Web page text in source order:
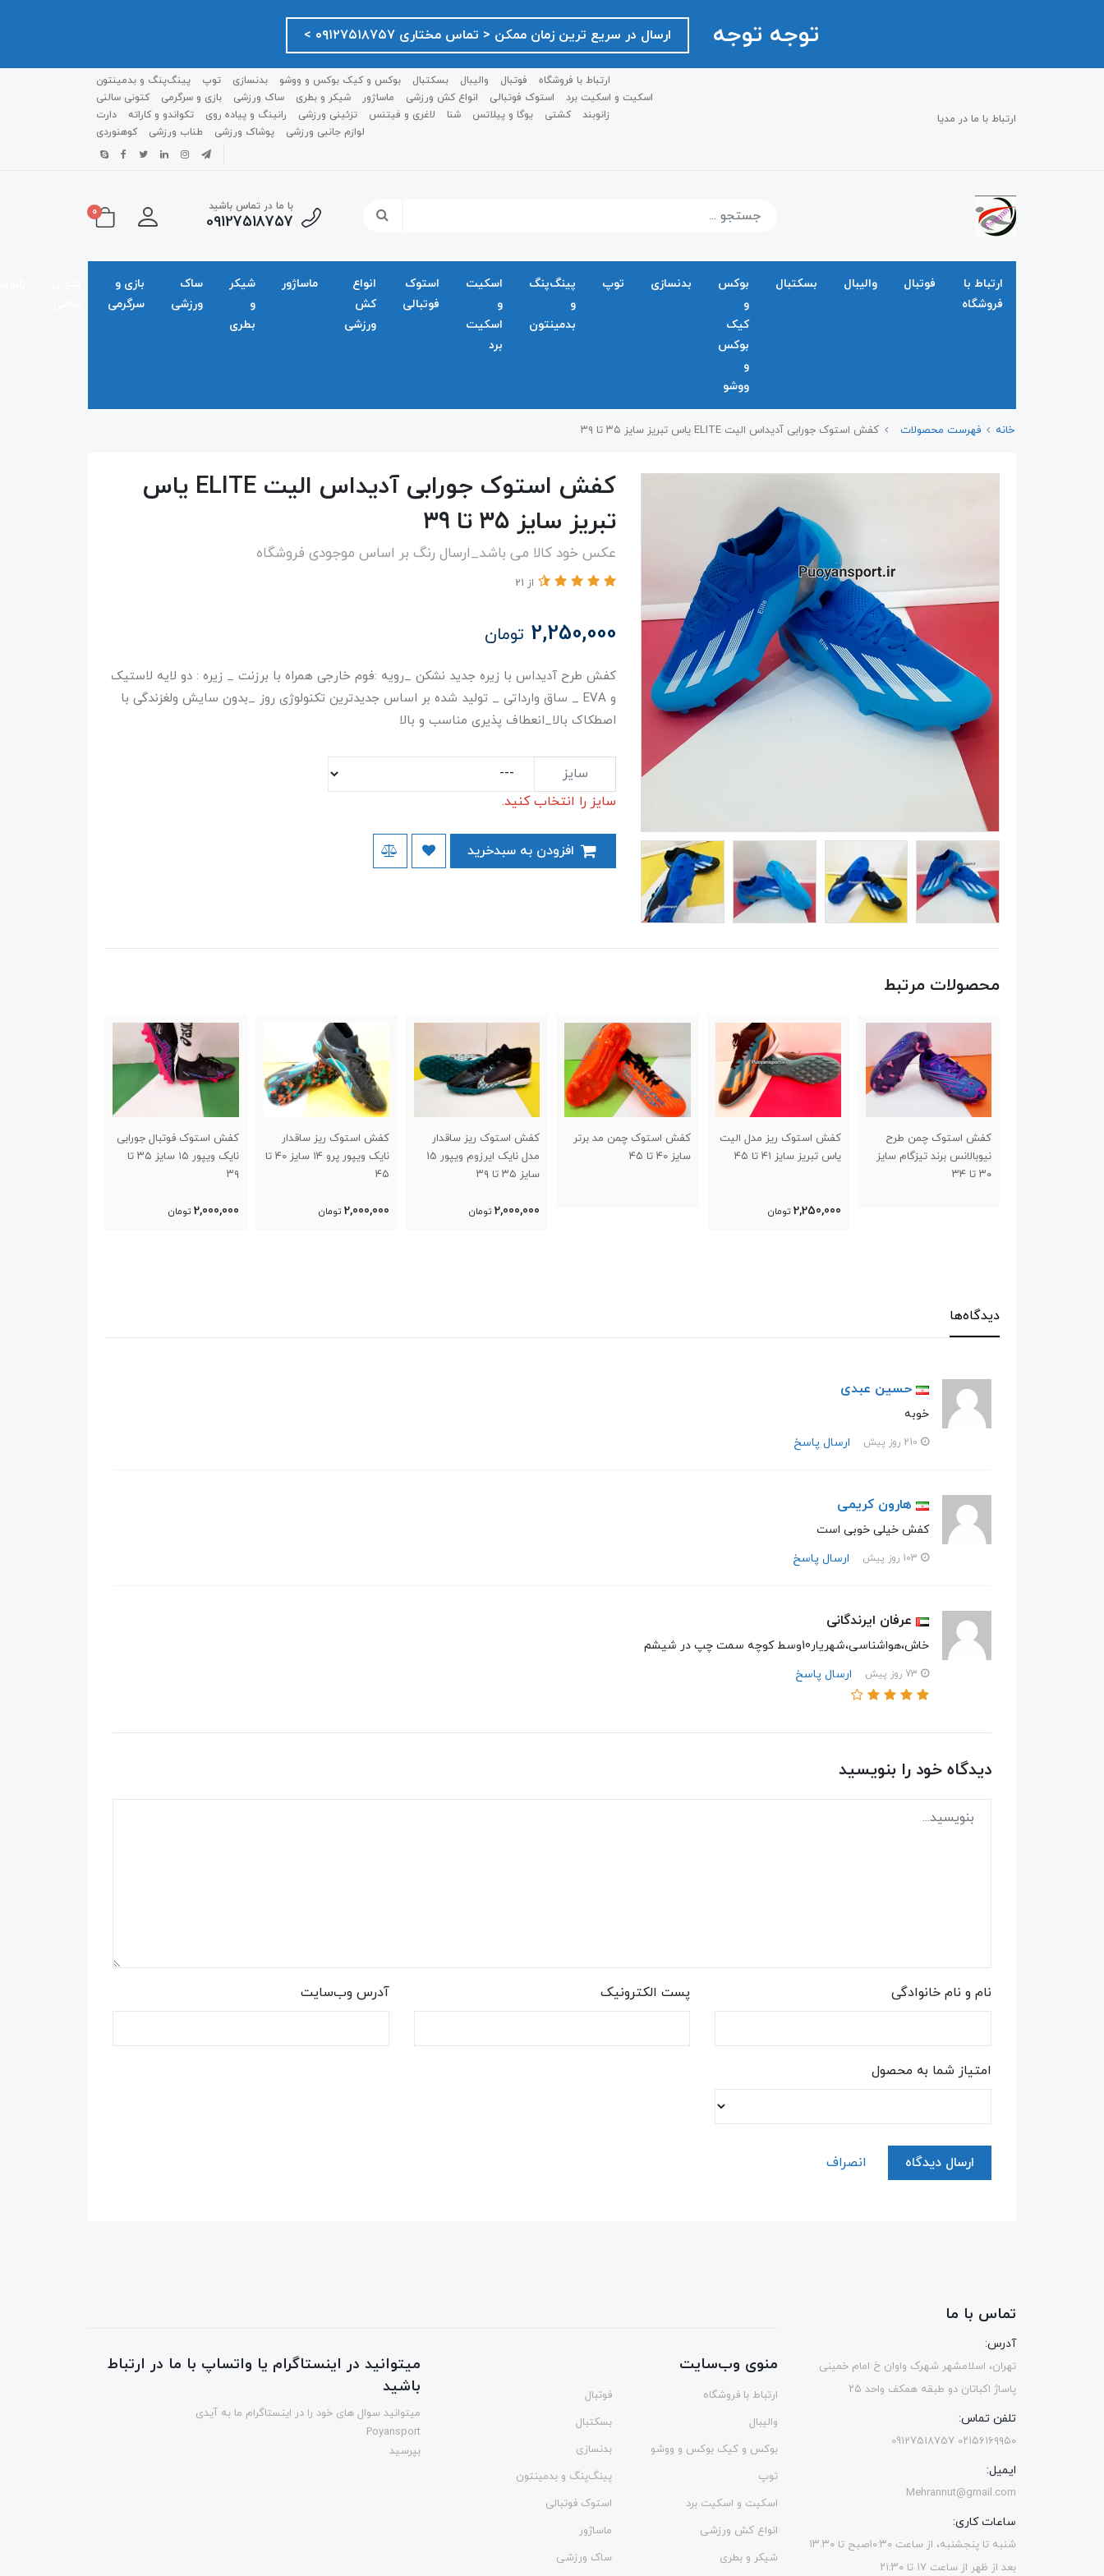
توجه توجه ارسال در سریع ترین زمان ممکن ‌< تماس مختاری ۰۹۱۲۷۵۱۸۷۵۷ >
ارتباط با ما در مدیا
ارتباط با فروشگاه فوتبال والیبال بسکتبال بوکس و کیک بوکس و ووشو بدنسازی توپ
پینگ‌پنگ و بدمينتون
اسکیت و اسکیت برد
استوک فوتبالی انواع کش ورزشی ماساژور شیکر و بطری ساک ورزشی بازی و سرگرمی
کتونی سالنی
زانوبند
کشتی یوگا و پیلاتس شنا لاغری و فیتنس تزئینی ورزشی رانینگ و پیاده روی تکواندو و کاراته
دارت
لوازم جانبی ورزشی
پوشاک ورزشی طناب ورزشی کوهنوردی
با ما در تماس باشید
09127518757
0
ارتباط با
فروشگاه
فوتبال والیبال بسکتبال
بوکس
و
کیک
بوکس
و
ووشو
بدنسازی توپ
پینگ‌پنگ
و
بدمينتون
اسکیت
و
اسکیت
برد
استوک
فوتبالی
انواع
کش
ورزشی
ماساژور
شیکر
و
بطری
ساک
ورزشی
بازی و
سرگرمی
خانه فهرست محصولات کفش استوک جورابی آدیداس الیت ELITE یاس تبریز سایز ۳۵ تا ۳۹
کفش استوک جورابی آدیداس الیت ELITE یاس
تبریز سایز ۳۵ تا ۳۹
عکس خود کالا می باشد_ارسال رنگ بر اساس موجودی فروشگاه
از 21
2,250,000 تومان
کفش طرح آدیداس با زیره جدید نشکن _رویه :فوم خارجی همراه با برزنت _ زیره : دو لایه لاستیک
و EVA _ ساق وارداتی _ تولید شده بر اساس جدیدترین تکنولوژی روز _بدون سایش ولغزندگی با
اصطکاک بالا_انعطاف پذیری مناسب و بالا
سایز
سایز را انتخاب کنید.
محصولات مرتبط
کفش استوک ریز مدل الیت
یاس تبریز سایز ۴۱ تا ۴۵
کفش استوک چمن مد برتر
سایز ۴۰ تا ۴۵
کفش استوک ریز ساقدار
کفش استوک ریز ساقدار
۴۵
2,000,000 تومان
کفش استوک فوتبال جورابی
نایک ویپور ۱۵ سایز ۳۵ تا
۳۹
2,000,000 تومان
کفش استوک فوتبال جورابی
نایک ویپور ۱۵ سایز ۴۰ تا ۴۵
دیدگاه‌ها
حسین عبدی
خوبه
ارسال پاسخ
هارون کریمی
کفش خیلی خوبی است
ارسال پاسخ
عرفان ایرندگانی
خاش،هواشناسی،شهریار10وسط کوچه سمت چپ در شیشم
ارسال پاسخ
دیدگاه خود را بنویسید
نام و نام خانوادگی پست الکترونیک آدرس وب‌سایت
امتیاز شما به محصول
ارسال دیدگاه انصراف
تماس با ما
آدرس:
تهران، اسلامشهر شهرک واوان خ امام خمینی
پاساژ اکباتان دو طبقه همکف واحد ۲۵
تلفن تماس:
۰۲۱۵۶۱۶۹۹۵۰ 09127518757
ایمیل:
Mehrannut@gmail.com
ساعات کاری:
شنبه تا پنجشنبه، از ساعت ۱۰:۳۰صبح تا ۱۳.۳۰
بعد از ظهر از ساعت ۱۷ تا ۲۱:۳۰
منوی وب‌سایت
ارتباط با فروشگاه
فوتبال
والیبال
بسکتبال
بوکس و کیک بوکس و ووشو
بدنسازی
توپ
پینگ‌پنگ و بدمينتون
اسکیت و اسکیت برد
استوک فوتبالی
انواع کش ورزشی
ماساژور
شیکر و بطری
ساک ورزشی
میتوانید در اینستاگرام یا واتساپ با ما در ارتباط
باشید
میتوانید سوال های خود را در اینستاگرام ما به آیدی
Poyansport
بپرسید